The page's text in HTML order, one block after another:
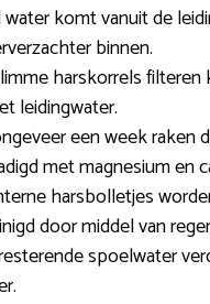
water komt vanuit de
binnen.
harskorrels
leidingwater.
een week raken
met magnesium en
harsbolletjes
door middel van
spoelwater